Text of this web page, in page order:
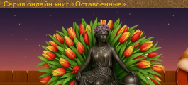
Серия онлайн книг «Оставленные»